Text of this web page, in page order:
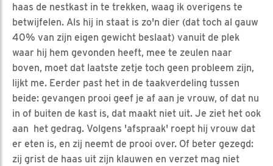
haas de nestkast in te trekken, waag ik overigens te
betwijfelen. Als hij in staat is zo'n dier (dat toch al gauw
40% van zijn eigen gewicht beslaat) vanuit de plek
waar hij hem gevonden heeft, mee te zeulen naar
boven, moet dat laatste zetje toch geen probleem zijn,
lijkt me. Eerder past het in de taakverdeling tussen
beide: gevangen prooi geef je af aan je vrouw, of dat nu
in of buiten de kast is, dat maakt niet uit. Je ziet het ook
aan het gedrag. Volgens 'afspraak' roept hij vrouw dat
er eten is, en zij neemt de prooi over. Of beter gezegd:
zij grist de haas uit zijn klauwen en verzet mag niet